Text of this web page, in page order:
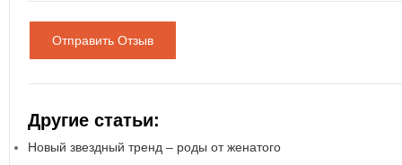
Отправить Отзыв
Другие статьи:
Новый звездный тренд – роды от женатого